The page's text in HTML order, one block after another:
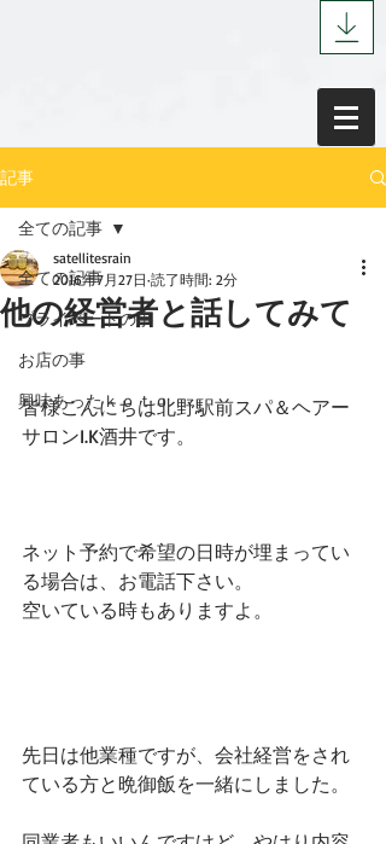
記事
全ての記事
プライベートの事
お店の事
興味あったｋｏｔｏ
全ての記事
他の経営者と話してみて
satellitesrain
2016年7月27日 読了時間: 2分
皆様こんにちは北野駅前スパ＆ヘアー
サロンI.K酒井です。
ネット予約で希望の日時が埋まってい
る場合は、お電話下さい。
空いている時もありますよ。
先日は他業種ですが、会社経営をされ
ている方と晩御飯を一緒にしました。